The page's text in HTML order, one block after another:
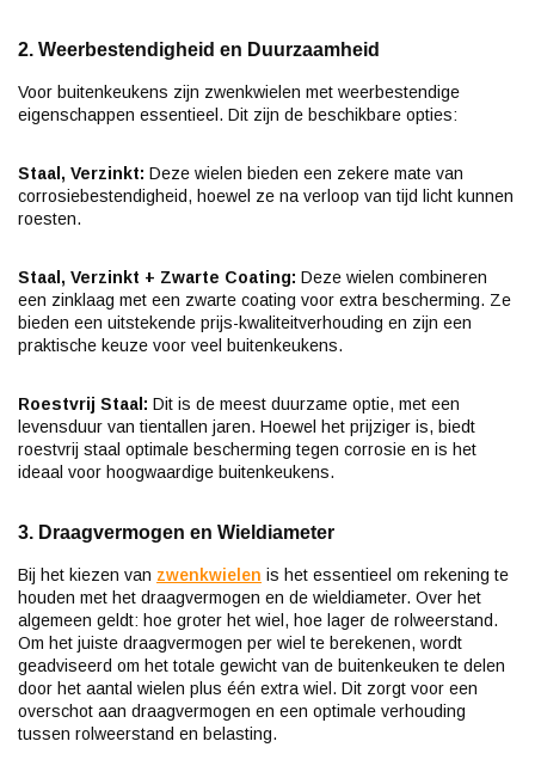
2. Weerbestendigheid en Duurzaamheid
Voor buitenkeukens zijn zwenkwielen met weerbestendige
eigenschappen essentieel. Dit zijn de beschikbare opties:
Staal, Verzinkt: Deze wielen bieden een zekere mate van
corrosiebestendigheid, hoewel ze na verloop van tijd licht kunnen
roesten.
Staal, Verzinkt + Zwarte Coating: Deze wielen combineren
een zinklaag met een zwarte coating voor extra bescherming. Ze
bieden een uitstekende prijs-kwaliteitverhouding en zijn een
praktische keuze voor veel buitenkeukens.
Roestvrij Staal: Dit is de meest duurzame optie, met een
levensduur van tientallen jaren. Hoewel het prijziger is, biedt
roestvrij staal optimale bescherming tegen corrosie en is het
ideaal voor hoogwaardige buitenkeukens.
3. Draagvermogen en Wieldiameter
Bij het kiezen van zwenkwielen is het essentieel om rekening te
houden met het draagvermogen en de wieldiameter. Over het
algemeen geldt: hoe groter het wiel, hoe lager de rolweerstand.
Om het juiste draagvermogen per wiel te berekenen, wordt
geadviseerd om het totale gewicht van de buitenkeuken te delen
door het aantal wielen plus één extra wiel. Dit zorgt voor een
overschot aan draagvermogen en een optimale verhouding
tussen rolweerstand en belasting.